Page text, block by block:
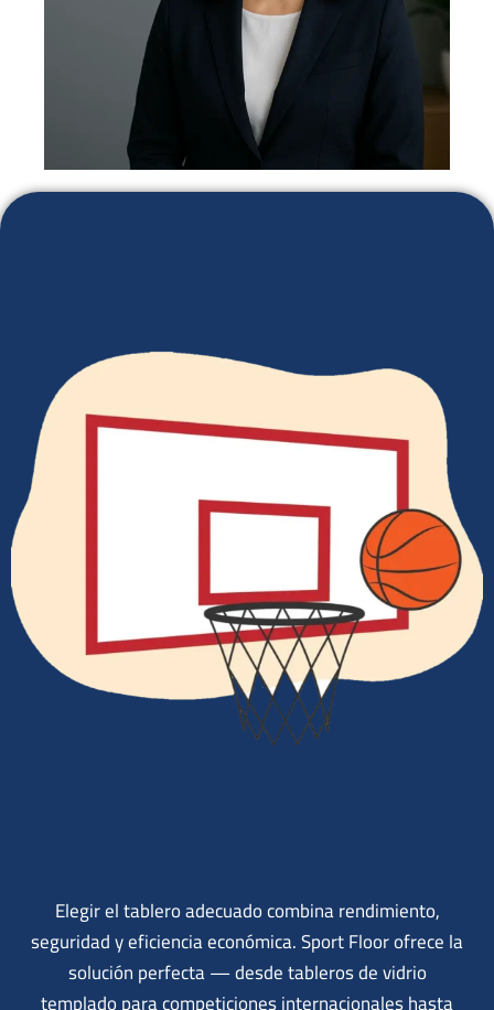
Elegir el tablero adecuado combina rendimiento,
seguridad y eficiencia económica. Sport Floor ofrece la
solución perfecta — desde tableros de vidrio